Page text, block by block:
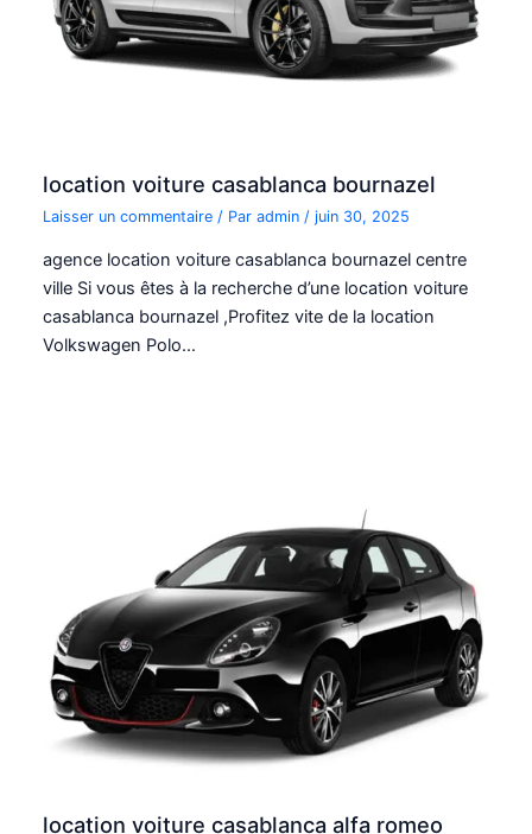
location voiture casablanca bournazel
Laisser un commentaire / Paradmin /juin 30, 2025
agence location voiture casablanca bournazel centre
ville Si vous êtes à la recherche d’une location voiture
casablanca bournazel ,Profitez vite de la location
Volkswagen Polo…
location voiture casablanca alfa romeo